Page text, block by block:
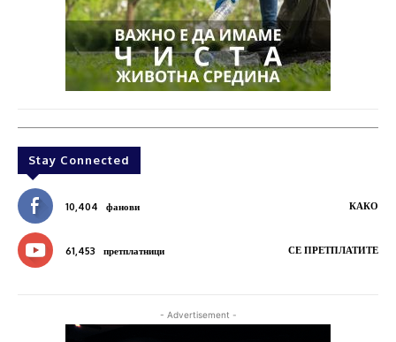
Stay Connected
10,404 фанови КАКО
61,453 претплатници СЕ ПРЕТПЛАТИТЕ
- Advertisement -